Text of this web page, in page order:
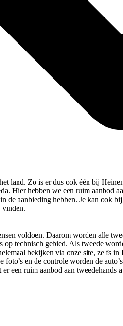
land. Zo is er dus ook één bij
Hier hebben we een ruim aanbod
de aanbieding hebben. Je kan ook
vinden.
voldoen. Daarom worden alle
technisch gebied. Als tweede
bekijken via onze site, zelfs in
en de controle worden de
een ruim aanbod aan tweedehands